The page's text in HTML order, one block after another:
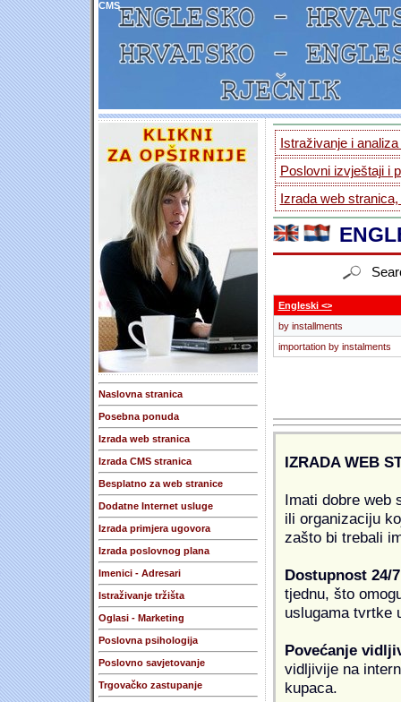
CMS
Naslovna stranica
Posebna ponuda
Izrada web stranica
Izrada CMS stranica
Besplatno za web stranice
Dodatne Internet usluge
Izrada primjera ugovora
Izrada poslovnog plana
Imenici - Adresari
Istraživanje tržišta
Oglasi - Marketing
Poslovna psihologija
Poslovno savjetovanje
Trgovačko zastupanje
Istraživanje i
Poslovni izvještaji i
Izrada web
Engleski <>
by installments
importation by instalments
IZRADA WEB
Imati dobre web
ili organizaciju
zašto bi trebali
Dostupnost 24/7
tjednu, što
uslugama tvrtke
Povećanje
vidljivije na
kupaca.